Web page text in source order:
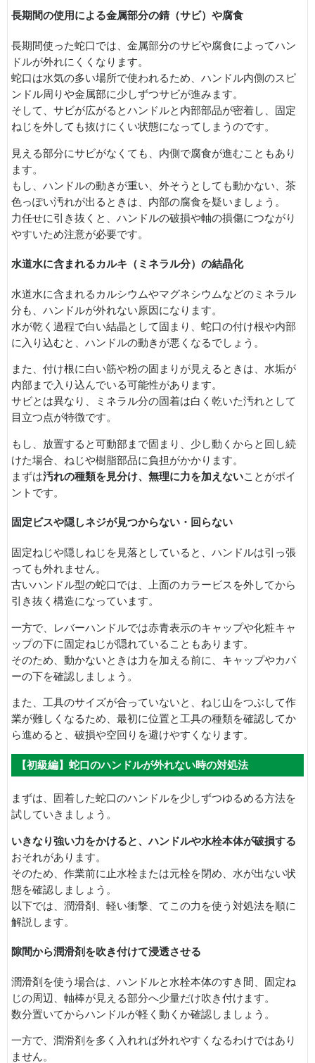
長期間の使用による金属部分の錆（サビ）や腐食
長期間使った蛇口では、金属部分のサビや腐食によってハン
ドルが外れにくくなります。
蛇口は水気の多い場所で使われるため、ハンドル内側のスピ
ンドル周りや金属部に少しずつサビが進みます。
そして、サビが広がるとハンドルと内部部品が密着し、固定
ねじを外しても抜けにくい状態になってしまうのです。
見える部分にサビがなくても、内側で腐食が進むこともあり
ます。
もし、ハンドルの動きが重い、外そうとしても動かない、茶
色っぽい汚れが出るときは、内部の腐食を疑いましょう。
力任せに引き抜くと、ハンドルの破損や軸の損傷につながり
やすいため注意が必要です。
水道水に含まれるカルキ（ミネラル分）の結晶化
水道水に含まれるカルシウムやマグネシウムなどのミネラル
分も、ハンドルが外れない原因になります。
水が乾く過程で白い結晶として固まり、蛇口の付け根や内部
に入り込むと、ハンドルの動きが悪くなるでしょう。
また、付け根に白い筋や粉の固まりが見えるときは、水垢が
内部まで入り込んでいる可能性があります。
サビとは異なり、ミネラル分の固着は白く乾いた汚れとして
目立つ点が特徴です。
もし、放置すると可動部まで固まり、少し動くからと回し続
けた場合、ねじや樹脂部品に負担がかかります。
まずは汚れの種類を見分け、無理に力を加えないことがポイ
ントです。
固定ビスや隠しネジが見つからない・回らない
固定ねじや隠しねじを見落としていると、ハンドルは引っ張
っても外れません。
古いハンドル型の蛇口では、上面のカラービスを外してから
引き抜く構造になっています。
一方で、レバーハンドルでは赤青表示のキャップや化粧キャ
ップの下に固定ねじが隠れていることもあります。
そのため、動かないときは力を加える前に、キャップやカバ
ーの下を確認しましょう。
また、工具のサイズが合っていないと、ねじ山をつぶして作
業が難しくなるため、最初に位置と工具の種類を確認してか
ら進めると、破損や空回りを避けやすくなります。
【初級編】蛇口のハンドルが外れない時の対処法
まずは、固着した蛇口のハンドルを少しずつゆるめる方法を
試していきましょう。
いきなり強い力をかけると、ハンドルや水栓本体が破損する
おそれがあります。
そのため、作業前に止水栓または元栓を閉め、水が出ない状
態を確認しましょう。
以下では、潤滑剤、軽い衝撃、てこの力を使う対処法を順に
解説します。
隙間から潤滑剤を吹き付けて浸透させる
潤滑剤を使う場合は、ハンドルと水栓本体のすき間、固定ね
じの周辺、軸棒が見える部分へ少量だけ吹き付けます。
数分置いてからハンドルが軽く動くか確認しましょう。
一方で、潤滑剤を多く入れれば外れやすくなるわけではあり
ません。